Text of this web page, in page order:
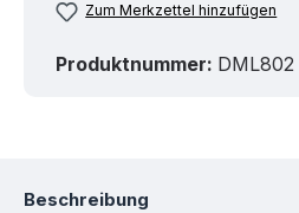
Zum Merkzettel hinzufügen
Produktnummer: DML802
Beschreibung